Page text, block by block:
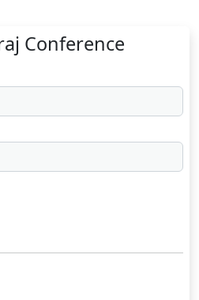
Conference